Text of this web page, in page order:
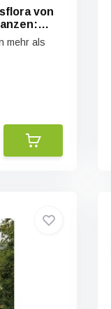
von
mehr als